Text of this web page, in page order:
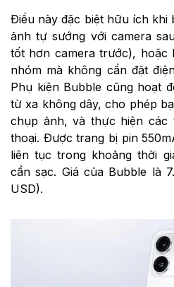
Điều này đặc biệt hữu ích khi
ảnh tự sướng với camera
tốt hơn camera trước), hoặc
nhóm mà không cần đặt
Phụ kiện Bubble cũng hoạt
từ xa không dây, cho phép
chụp ảnh, và thực hiện các
thoại. Được trang bị pin
liên tục trong khoảng thời
cần sạc. Giá của Bubble là
USD).